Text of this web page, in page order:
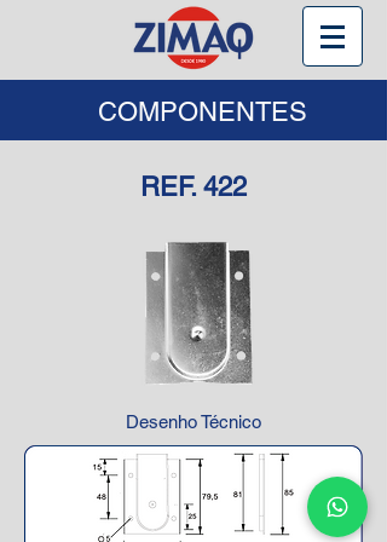
COMPONENTES
REF. 422
Desenho Técnico